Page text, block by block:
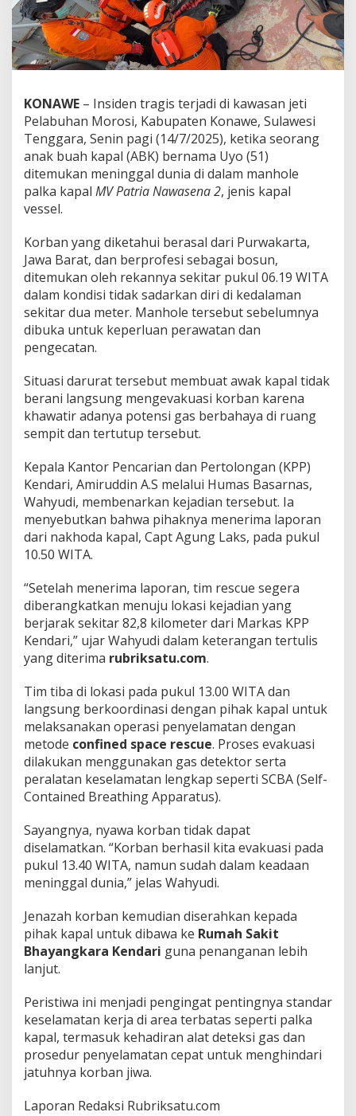
T
e
w
a
s
r
j
e
b
a
k
d
a
h
o
l
e
P
a
a
K
a
p
a
d
i
P
e
a
h
a
n
M
o
r
i
KONAWE – Insiden tragis terjadi di kawasan jeti
Pelabuhan Morosi, Kabupaten Konawe, Sulawesi
Tenggara, Senin pagi (14/7/2025), ketika seorang
anak buah kapal (ABK) bernama Uyo (51)
ditemukan meninggal dunia di dalam manhole
palka kapal MV Patria Nawasena 2, jenis kapal
vessel.
Korban yang diketahui berasal dari Purwakarta,
Jawa Barat, dan berprofesi sebagai bosun,
ditemukan oleh rekannya sekitar pukul 06.19 WITA
dalam kondisi tidak sadarkan diri di kedalaman
sekitar dua meter. Manhole tersebut sebelumnya
dibuka untuk keperluan perawatan dan
pengecatan.
Situasi darurat tersebut membuat awak kapal tidak
berani langsung mengevakuasi korban karena
khawatir adanya potensi gas berbahaya di ruang
sempit dan tertutup tersebut.
Kepala Kantor Pencarian dan Pertolongan (KPP)
Kendari, Amiruddin A.S melalui Humas Basarnas,
Wahyudi, membenarkan kejadian tersebut. Ia
menyebutkan bahwa pihaknya menerima laporan
dari nakhoda kapal, Capt Agung Laks, pada pukul
10.50 WITA.
“Setelah menerima laporan, tim rescue segera
diberangkatkan menuju lokasi kejadian yang
berjarak sekitar 82,8 kilometer dari Markas KPP
Kendari,” ujar Wahyudi dalam keterangan tertulis
yang diterima rubriksatu.com.
Tim tiba di lokasi pada pukul 13.00 WITA dan
langsung berkoordinasi dengan pihak kapal untuk
melaksanakan operasi penyelamatan dengan
metode confined space rescue. Proses evakuasi
dilakukan menggunakan gas detektor serta
peralatan keselamatan lengkap seperti SCBA (Self-
Contained Breathing Apparatus).
Sayangnya, nyawa korban tidak dapat
diselamatkan. “Korban berhasil kita evakuasi pada
pukul 13.40 WITA, namun sudah dalam keadaan
meninggal dunia,” jelas Wahyudi.
Jenazah korban kemudian diserahkan kepada
pihak kapal untuk dibawa ke Rumah Sakit
Bhayangkara Kendari guna penanganan lebih
lanjut.
Peristiwa ini menjadi pengingat pentingnya standar
keselamatan kerja di area terbatas seperti palka
kapal, termasuk kehadiran alat deteksi gas dan
prosedur penyelamatan cepat untuk menghindari
jatuhnya korban jiwa.
Laporan Redaksi Rubriksatu.com